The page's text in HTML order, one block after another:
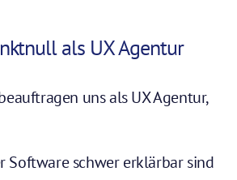
als UX Agentur
uns als UX Agentur,
Software schwer erklärbar sind